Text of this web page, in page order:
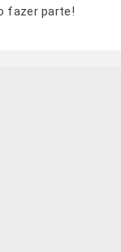
fazer parte!